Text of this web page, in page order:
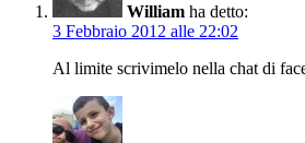
William ha detto:
3 Febbraio 2012 alle 22:02
Al limite scrivimelo nella chat di